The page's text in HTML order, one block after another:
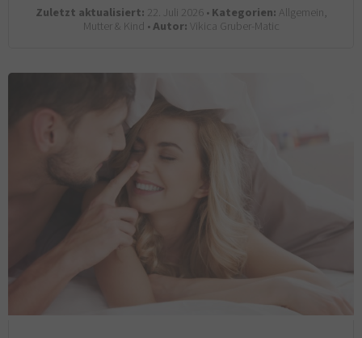
Zuletzt aktualisiert: 22. Juli 2026 •Kategorien: Allgemein,
Mutter & Kind •Autor:Vikica Gruber-Matic